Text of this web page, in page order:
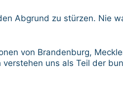
Abgrund zu stürzen. Nie
von Brandenburg,
uns als Teil der